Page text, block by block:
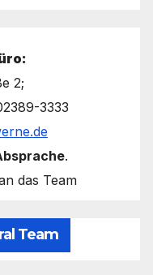
2;
3333
.
das Team
Team